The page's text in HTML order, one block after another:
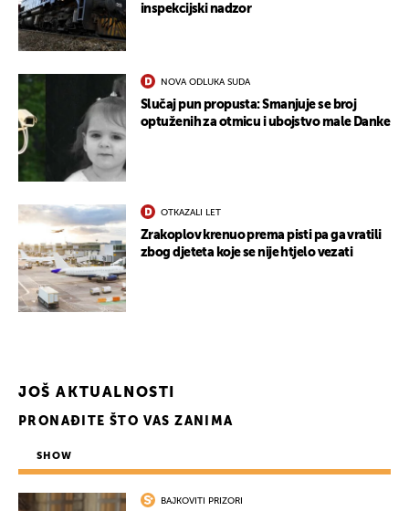
inspekcijski nadzor
NOVA ODLUKA SUDA
Slučaj pun propusta: Smanjuje se broj
optuženih za otmicu i ubojstvo male Danke
OTKAZALI LET
Zrakoplov krenuo prema pisti pa ga vratili
zbog djeteta koje se nije htjelo vezati
JOŠ AKTUALNOSTI
PRONAĐITE ŠTO VAS ZANIMA
SHOW
BAJKOVITI PRIZORI